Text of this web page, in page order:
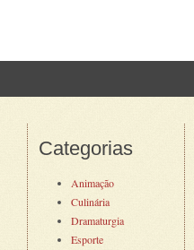
Categorias
Animação
Culinária
Dramaturgia
Esporte